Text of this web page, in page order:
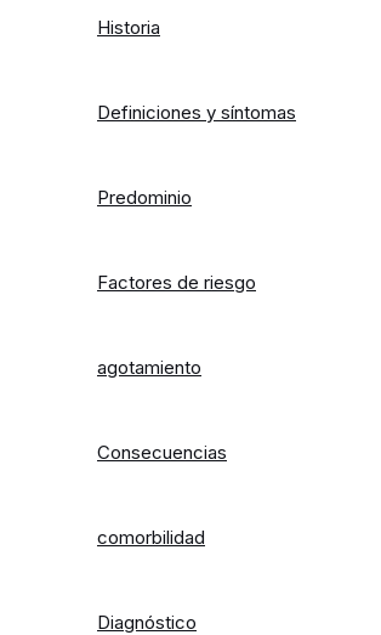
Historia
Definiciones y síntomas
Predominio
Factores de riesgo
agotamiento
Consecuencias
comorbilidad
Diagnóstico